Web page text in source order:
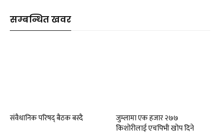
सम्बन्धित खवर
संवैधानिक परिषद् बैठक बस्दै
जुम्लामा एक हजार २७७
किशोरीलाई एचपिभी खोप दिने